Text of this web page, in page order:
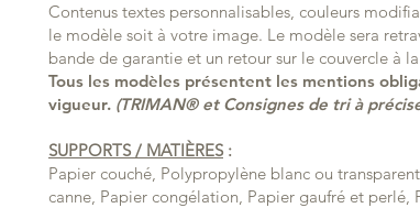
Contenus textes personnalisables, couleurs
le modèle soit à votre image. Le modèle sera
bande de garantie et un retour sur le couvercle à
Tous les modèles présentent les mentions
vigueur. (TRIMAN® et Consignes de tri à
SUPPORTS / MATIÈRES :
Papier couché, Polypropylène blanc ou
canne, Papier congélation, Papier gaufré et